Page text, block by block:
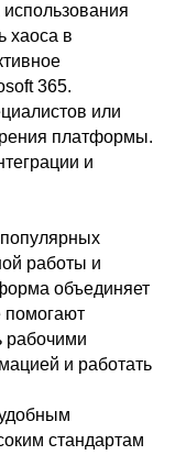
хаоса в
365.
или
платформы.
и
работы и
объединяет
помогают
рабочими
и работать
стандартам